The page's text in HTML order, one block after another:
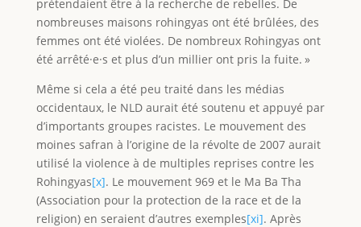
prétendaient être à la recherche de rebelles. De
nombreuses maisons rohingyas ont été brûlées, des
femmes ont été violées. De nombreux Rohingyas ont
été arrêté·e·s et plus d’un millier ont pris la fuite. »
Même si cela a été peu traité dans les médias
occidentaux, le NLD aurait été soutenu et appuyé par
d’importants groupes racistes. Le mouvement des
moines safran à l’origine de la révolte de 2007 aurait
utilisé la violence à de multiples reprises contre les
Rohingyas[x]. Le mouvement 969 et le Ma Ba Tha
(Association pour la protection de la race et de la
religion) en seraient d’autres exemples[xi]. Après